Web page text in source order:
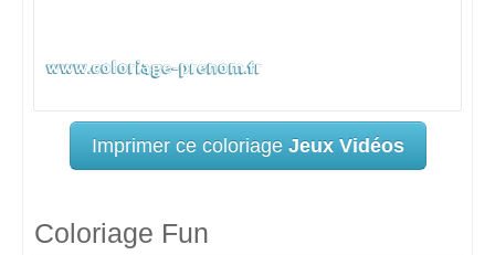
Imprimer ce coloriage Jeux Vidéos
Coloriage Fun